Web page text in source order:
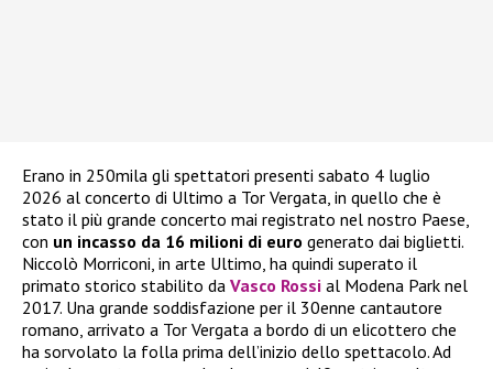
Erano in 250mila gli spettatori presenti sabato 4 luglio
2026 al concerto di Ultimo a Tor Vergata, in quello che è
stato il più grande concerto mai registrato nel nostro Paese,
con un incasso da 16 milioni di euro generato dai biglietti.
Niccolò Morriconi, in arte Ultimo, ha quindi superato il
primato storico stabilito da Vasco Rossi al Modena Park nel
2017. Una grande soddisfazione per il 30enne cantautore
romano, arrivato a Tor Vergata a bordo di un elicottero che
ha sorvolato la folla prima dell’inizio dello spettacolo. Ad